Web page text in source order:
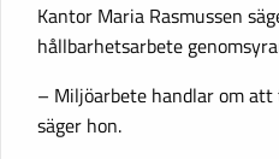
Kantor Maria Rasmussen
hållbarhetsarbete
– Miljöarbete handlar om att
säger hon.